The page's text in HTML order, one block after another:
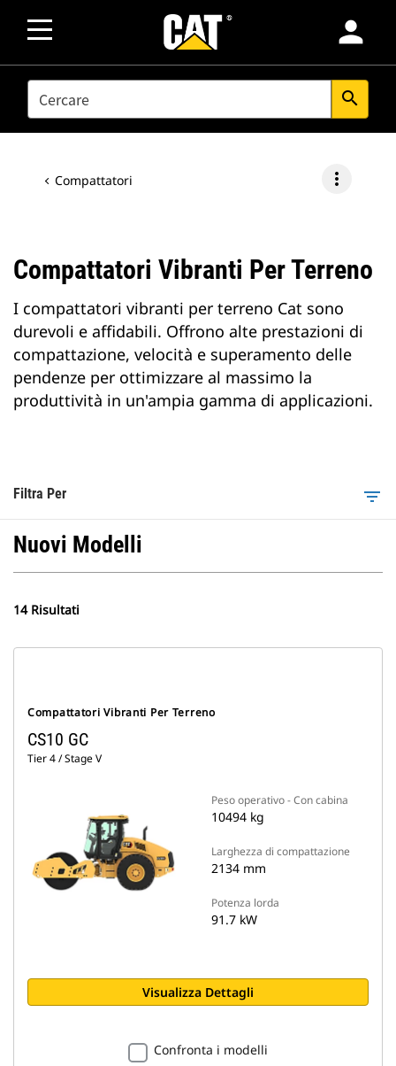
person
SEARCH search
Compattatori more_vert
Compattatori Vibranti Per Terreno
I compattatori vibranti per terreno Cat sono
durevoli e affidabili. Offrono alte prestazioni di
compattazione, velocità e superamento delle
pendenze per ottimizzare al massimo la
produttività in un'ampia gamma di applicazioni.
Filtra Per filter_list
Nuovi Modelli
14 Risultati
Compattatori Vibranti Per Terreno
CS10 GC
Tier 4 / Stage V
Peso operativo - Con cabina
10494 kg
Larghezza di compattazione
2134 mm
Potenza lorda
91.7 kW
Visualizza Dettagli
Confronta i modelli